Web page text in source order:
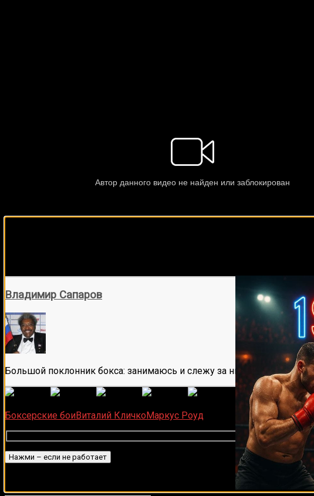
Владимир Сапаров
Большой поклонник бокса: занимаюсь и слежу за ним более 20
(
1 497оценок,
Боксерские боиВиталий КличкоМаркус Роуд
Уведомить о